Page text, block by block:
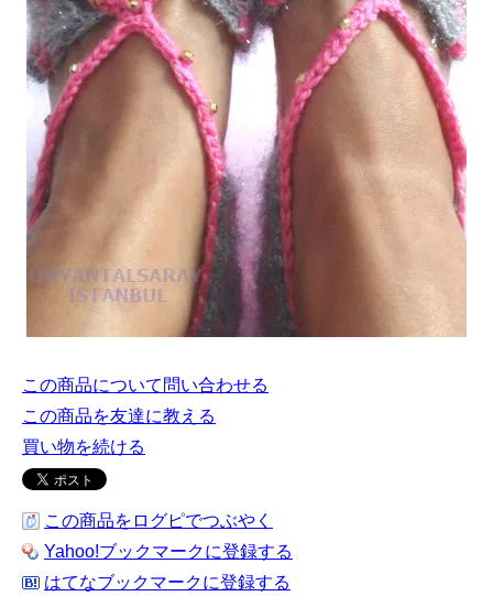
この商品について問い合わせる
この商品を友達に教える
買い物を続ける
この商品をログピでつぶやく
Yahoo!ブックマークに登録する
はてなブックマークに登録する